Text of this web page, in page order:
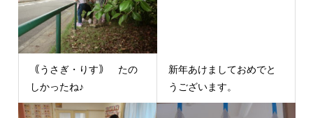
｟うさぎ・りす｠ たの
しかったね♪
新年あけましておめでと
うございます。